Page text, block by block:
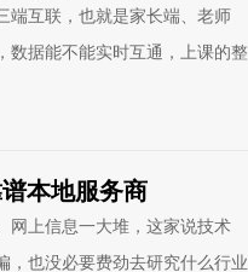
端互联，也就是家长端、老师
数据能不能实时互通，上课的整
本地服务商
网上信息一大堆，这家说技术
，也没必要费劲去研究什么行业